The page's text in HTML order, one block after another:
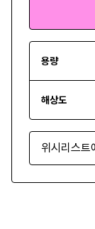
용량
해상도
위시리스트